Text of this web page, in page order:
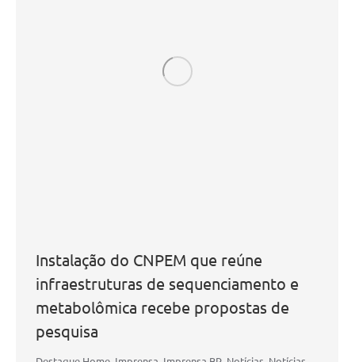
Instalação do CNPEM que reúne
infraestruturas de sequenciamento e
metabolômica recebe propostas de
pesquisa